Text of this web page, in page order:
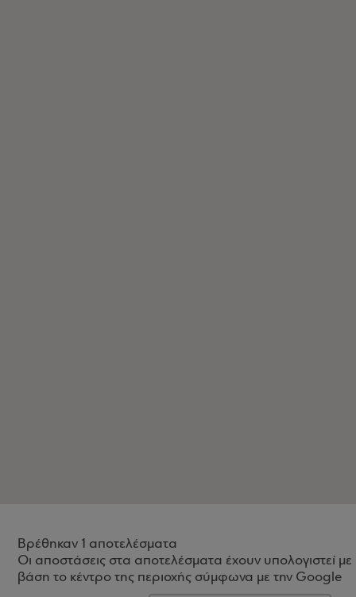
Βρέθηκαν 1 αποτελέσματα
Οι αποστάσεις στα αποτελέσματα έχουν υπολογιστεί με
βάση το κέντρο της περιοχής σύμφωνα με την Google